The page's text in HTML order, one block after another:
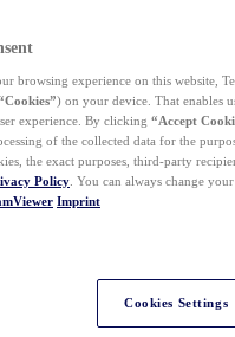
browsing experience on this website,
) on your device. That enables
experience. By clicking “Accept
of the collected data for the
the exact purposes, third-party
Policy . You can always change
Imprint
Cookies Settings